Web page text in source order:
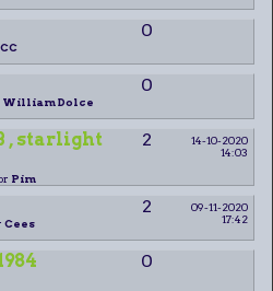
0
CC
0
William Dolce
, starlight
2
14-10-2020
14:03
Pim
2
09-11-2020
17:42
Cees
0